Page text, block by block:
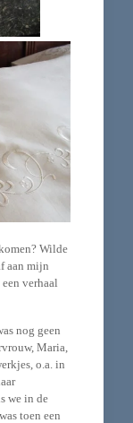
Wilde
aan mijn
verhaal
nog geen
Maria,
o.a. in
we in de
toen een